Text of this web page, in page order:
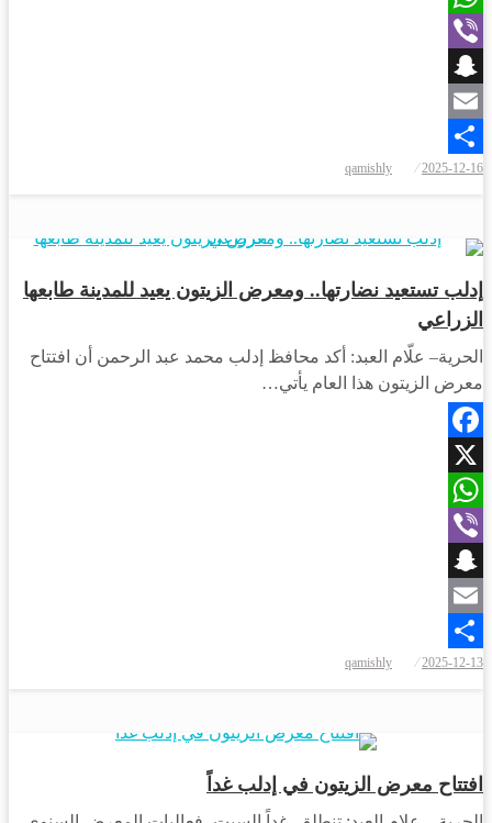
WhatsApp
Viber
Snapchat
Email
Share
نُشر
في
2025-12-16
qamishly
إدلب تستعيد نضارتها.. ومعرض الزيتون يعيد للمدينة طابعها
الزراعي
الحرية– علّام العبد: أكد محافظ إدلب محمد عبد الرحمن أن افتتاح
معرض الزيتون هذا العام يأتي…
Facebook
X
WhatsApp
Viber
Snapchat
Email
Share
في
2025-12-13
qamishly
افتتاح معرض الزيتون في إدلب غداً